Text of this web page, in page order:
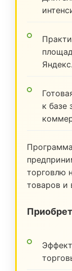
к базе
торговлю
товаров и